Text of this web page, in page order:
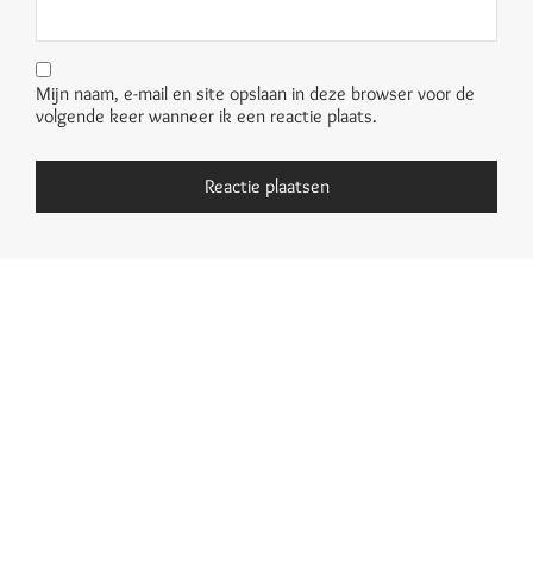
Mijn naam, e-mail en site opslaan in deze browser voor de
volgende keer wanneer ik een reactie plaats.